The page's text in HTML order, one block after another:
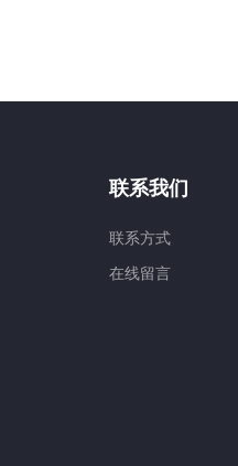
联系我们
联系方式
在线留言